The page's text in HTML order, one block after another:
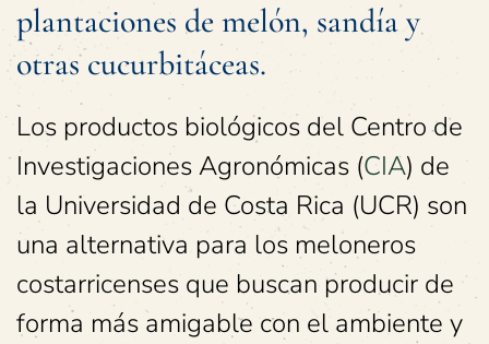
plantaciones de melón, sandía y
otras cucurbitáceas.
Los productos biológicos del Centro de
Investigaciones Agronómicas (CIA) de
la Universidad de Costa Rica (UCR) son
una alternativa para los meloneros
costarricenses que buscan producir de
forma más amigable con el ambiente y